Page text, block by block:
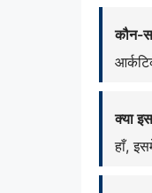
कौन-
क्या
हाँ,